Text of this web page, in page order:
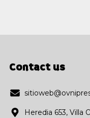
Contact us
Heredia 653, Villa